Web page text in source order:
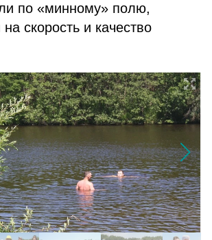
по «минному» полю,
скорость и качество